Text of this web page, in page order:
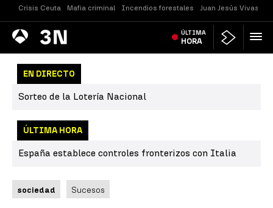
Crisis Ceuta Mafia criminal Incendios forestales Juan Jesús Vivas
Antena
3 Noticias ÚLTIMA
HORA
EN DIRECTO
Sorteo de la Lotería Nacional
ÚLTIMA HORA
España establece controles fronterizos con Italia
sociedad Sucesos